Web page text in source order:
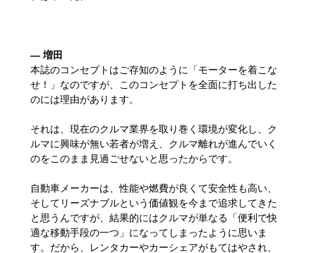
― 増田
本誌のコンセプトはご存知のように「モーターを着こな
せ！」なのですが、このコンセプトを全面に打ち出した
のには理由があります。
それは、現在のクルマ業界を取り巻く環境が変化し、ク
ルマに興味が無い若者が増え、クルマ離れが進んでいく
のをこのまま見過ごせないと思ったからです。
自動車メーカーは、性能や燃費が良くて安全性も高い、
そしてリーズナブルという価値観を今まで追求してきた
と思うんですが、結果的にはクルマが単なる「便利で快
適な移動手段の一つ」になってしまったように思いま
す。だから、レンタカーやカーシェアがもてはやされ、